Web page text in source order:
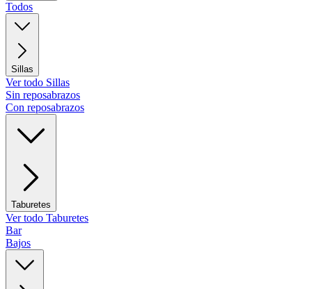
Todos
Sillas
Ver todo Sillas
Sin reposabrazos
Con reposabrazos
Taburetes
Ver todo Taburetes
Bar
Bajos